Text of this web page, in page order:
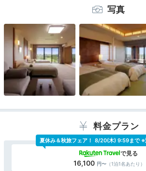
れていてそれも面白かったです。 写真
料金プラン
16,100 （1泊1名あたり）
夏休み＆秋旅フェア！ 8/20(木) 9:59まで ※